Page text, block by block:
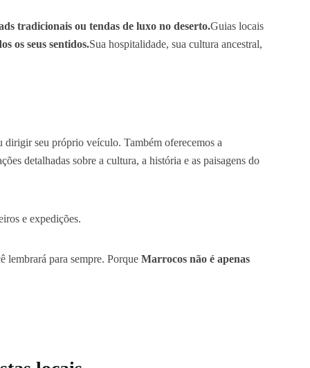
tradicionais ou tendas de luxo no deserto.Guias locais
os seus sentidos.Sua hospitalidade, sua cultura ancestral,
seu próprio veículo. Também oferecemos a
detalhadas sobre a cultura, a história e as paisagens do
e expedições.
lembrará para sempre. Porque Marrocos não é apenas